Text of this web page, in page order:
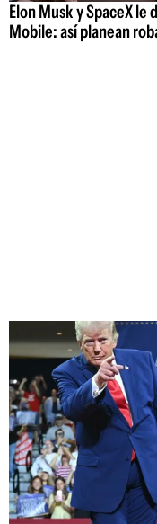
Elon Musk y SpaceX le
Mobile: así planean